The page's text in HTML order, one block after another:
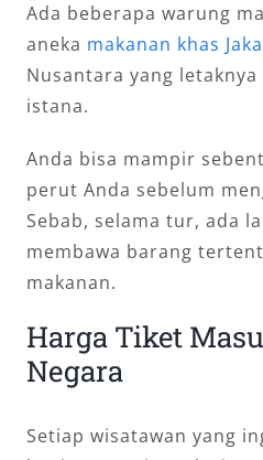
Ada beberapa warung
aneka makanan khas
Nusantara yang
istana.
Anda bisa mampir
perut Anda sebelum
Sebab, selama tur, ada
membawa barang
makanan.
Harga Tiket
Negara
Setiap wisatawan yang